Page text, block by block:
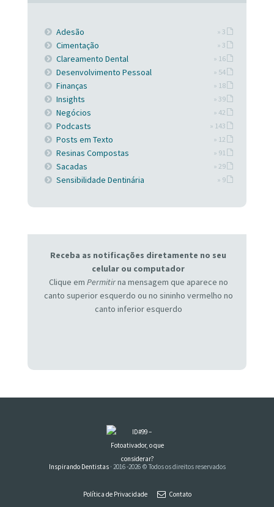
Adesão » 3
Cimentação » 3
Clareamento Dental » 16
Desenvolvimento Pessoal » 54
Finanças » 18
Insights » 39
Negócios » 42
Podcasts » 143
Posts em Texto » 12
Resinas Compostas » 91
Sacadas » 29
Sensibilidade Dentinária » 9
Receba as notificações diretamente no seu
celular ou computador
Clique em Permitirna mensagem que aparece no
canto superior esquerdo ou no sininho vermelho no
canto inferior esquerdo
Inspirando Dentistas· 2016 -2026 © Todos os direitos reservados
Política de Privacidade Contato